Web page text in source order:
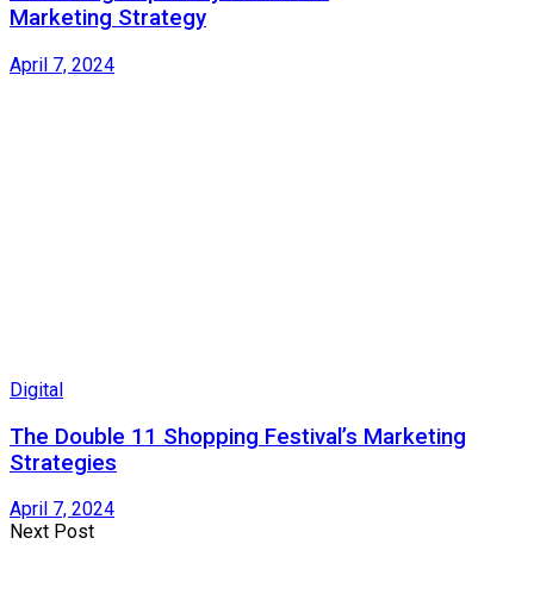
Marketing Strategy
April 7, 2024
Digital
The Double 11 Shopping Festival’s Marketing
Strategies
April 7, 2024
Next Post